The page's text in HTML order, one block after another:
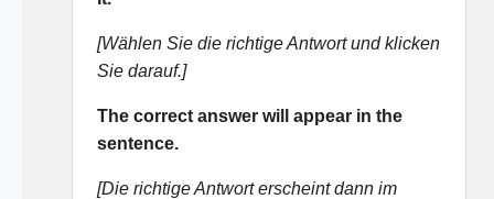
[Wählen Sie die richtige Antwort und klicken
Sie darauf.]
The correct answer will appear in the
sentence.
[Die richtige Antwort erscheint dann im